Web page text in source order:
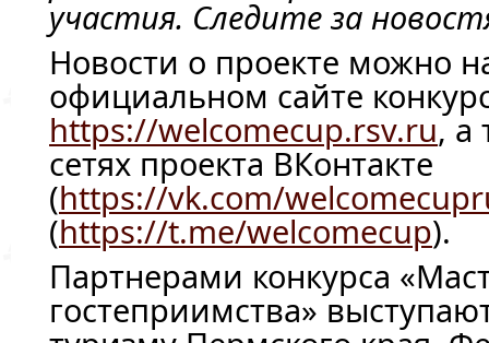
участия. Следите за
Новости о проекте можно
официальном сайте
https://welcomecup.rsv.ru, а
сетях проекта ВКонтакте
(https://vk.com/
(https://t.me/welcomecup).
Партнерами конкурса
гостеприимства»